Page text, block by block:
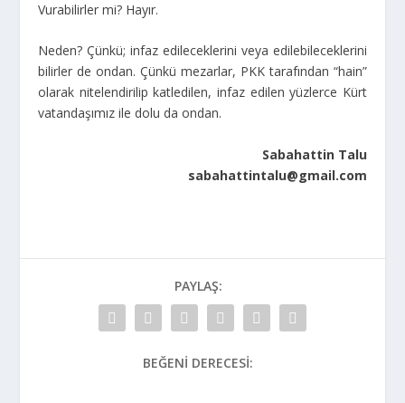
Vurabilirler mi? Hayır.
Neden? Çünkü; infaz edileceklerini veya edilebileceklerini
bilirler de ondan. Çünkü mezarlar, PKK tarafından “hain”
olarak nitelendirilip katledilen, infaz edilen yüzlerce Kürt
vatandaşımız ile dolu da ondan.
Sabahattin Talu
sabahattintalu@gmail.com
PAYLAŞ:
BEĞENI DERECESI: